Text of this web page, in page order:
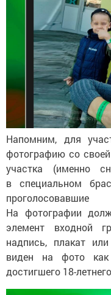
Напомним, для
фотографию со
участка (именно
в специальном
На фотографии
элемент входной
надпись, плакат
виден на фото
достигшего 18-